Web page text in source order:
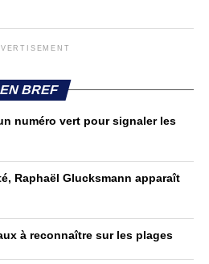
EN BREF
numéro vert pour signaler les
Raphaël Glucksmann apparaît
à reconnaître sur les plages